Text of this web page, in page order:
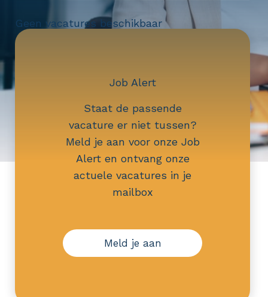
Geen vacatures beschikbaar
Job Alert
Staat de passende
vacature er niet tussen?
Meld je aan voor onze Job
Alert en ontvang onze
actuele vacatures in je
mailbox
Meld je aan